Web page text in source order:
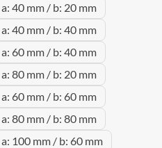
a: 40 mm / b: 20 mm
a: 40 mm / b: 40 mm
a: 60 mm / b: 40 mm
a: 80 mm / b: 20 mm
a: 60 mm / b: 60 mm
a: 80 mm / b: 80 mm
a: 100 mm / b: 60 mm